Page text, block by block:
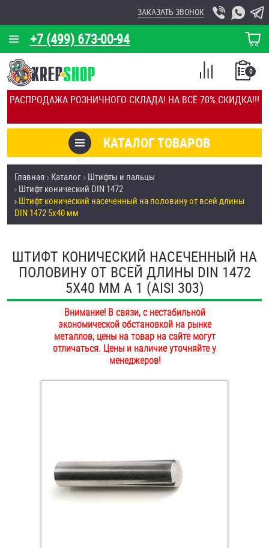
РАСПРОДАЖА РОЗНИЧНОГО СКЛАДА! НА ВСЁ 70% СКИДКА!!!
+7 (499) 673-00-94
ЗАКАЗАТЬ ЗВОНОК
КОРЗИНА
О КОМПАНИИ
КАЛЬКУЛЯТОР
ОТЗЫВЫ
УСЛУГИ
СКИДКИ
ПОКУПАТЕЛЯМ
ОПЛАТА И ДОСТАВКА
НАШИ МАГАЗИНЫ
КАТАЛОГ ТОВАРОВ
0
СПИСОК
СРАВНЕНИЕ
Товары со скидкой
Анкеры
Антивандальный крепёж, инструмент
Болты и винты
Дюбели
Дюймовый крепёж
Инструмент
Крюки, кольца с метрической резьбой
Главная Каталог Штифты и пальцы
Штифт конический DIN 1472
Штифт конический насеченный на половину от всей длины
DIN 1472 5х40 мм
ШТИФТ КОНИЧЕСКИЙ НАСЕЧЕННЫЙ НА
ПОЛОВИНУ ОТ ВСЕЙ ДЛИНЫ DIN 1472
5Х40 ММ А 1 (AISI 303)
Внимание! В связи, с нестабильной
экономической обстановкой на рынке
металлов, цены на товар на сайте могут
отличаться. Цены и наличие уточняйте у
менеджеров!